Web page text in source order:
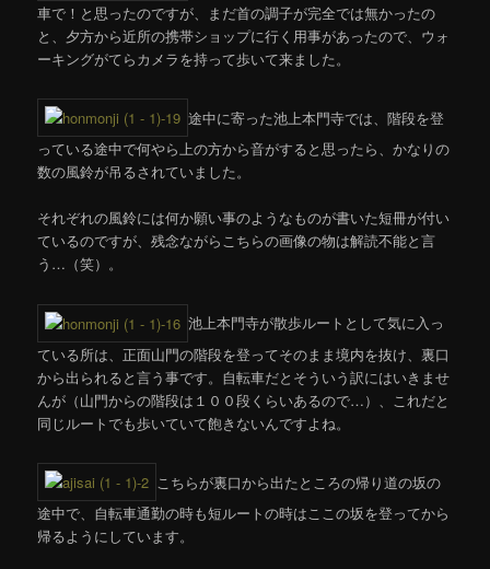
車で！と思ったのですが、まだ首の調子が完全では無かったの
と、夕方から近所の携帯ショップに行く用事があったので、ウォ
ーキングがてらカメラを持って歩いて来ました。
途中に寄った池上本門寺では、階段を登
っている途中で何やら上の方から音がすると思ったら、かなりの
数の風鈴が吊るされていました。
それぞれの風鈴には何か願い事のようなものが書いた短冊が付い
ているのですが、残念ながらこちらの画像の物は解読不能と言
う…（笑）。
池上本門寺が散歩ルートとして気に入っ
ている所は、正面山門の階段を登ってそのまま境内を抜け、裏口
から出られると言う事です。自転車だとそういう訳にはいきませ
んが（山門からの階段は１００段くらいあるので…）、これだと
同じルートでも歩いていて飽きないんですよね。
こちらが裏口から出たところの帰り道の坂の
途中で、自転車通勤の時も短ルートの時はここの坂を登ってから
帰るようにしています。